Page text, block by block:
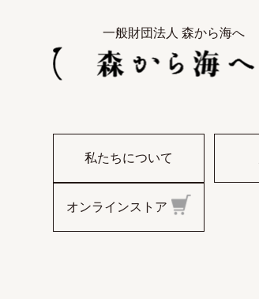
一般財団法人 森から海へ
私たちについて
オンラインストア